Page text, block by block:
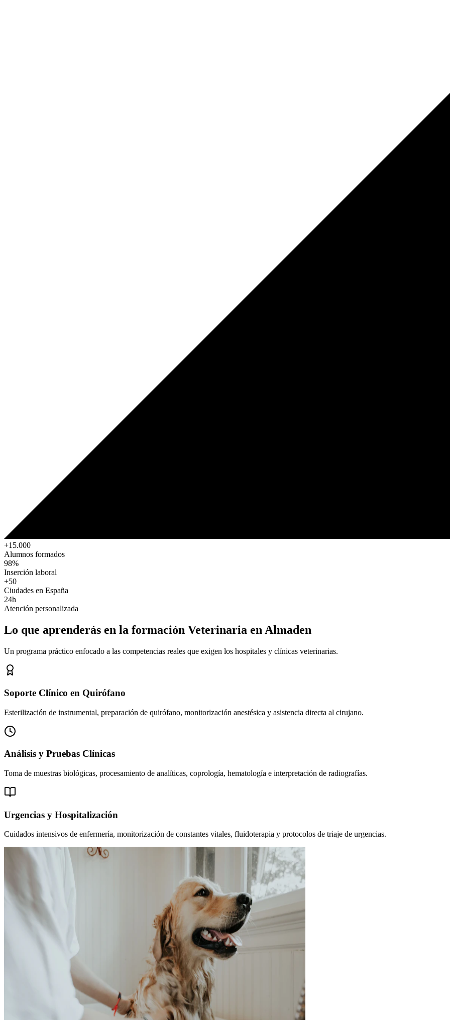
+15.000
Alumnos formados
98%
Inserción laboral
+50
Ciudades en España
24h
Atención personalizada
Lo que aprenderás en la formación Veterinaria en Almaden
Un programa práctico enfocado a las competencias reales que exigen los hospitales y clínicas veterinarias.
Soporte Clínico en Quirófano
Esterilización de instrumental, preparación de quirófano, monitorización anestésica y asistencia directa al cirujano.
Análisis y Pruebas Clínicas
Toma de muestras biológicas, procesamiento de analíticas, coprología, hematología e interpretación de radiografías.
Urgencias y Hospitalización
Cuidados intensivos de enfermería, monitorización de constantes vitales, fluidoterapia y protocolos de triaje de urgencias.